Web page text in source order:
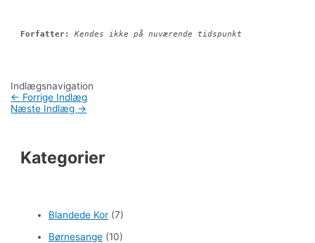
Forfatter: Kendes ikke på nuværende tidspunkt
Indlægsnavigation
← Forrige Indlæg
Næste Indlæg →
Kategorier
Blandede Kor (7)
Børnesange (10)